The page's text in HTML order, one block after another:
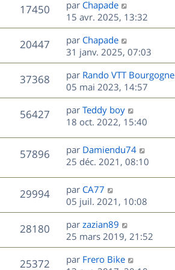
s
n
i
e
r
m
e
s
s
a
g
e
17450V
u
s
D
e
r
n
i
e
r
m
e
s
s
a
g
e
par Chapade
15 avr. 2025, 13:32
20447V
u
e
s
D
e
r
n
i
e
r
m
e
s
s
e
par Chapade
31 janv. 2025, 07:03
37368V
u
D
e
r
n
i
e
r
m
s
a
e
par Rando VTT Bourgogne
05 mai 2023, 14:57
56427V
u
e
s
D
e
n
i
r
m
e
s
a
e
par Teddy boy
18 oct. 2022, 15:40
57896V
u
e
D
e
i
e
r
m
e
s
par Damiendu74
25 déc. 2021, 08:10
29994V
u
s
D
e
r
n
i
e
r
par CA77
05 juil. 2021, 10:08
28180V
u
D
e
r
n
par zazian89
25 mars 2019, 21:52
25372V
D
par Frero Bike